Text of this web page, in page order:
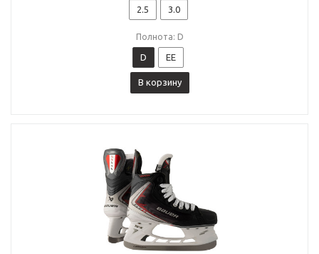
2.5 3.0
Полнота: D
D EE
В корзину